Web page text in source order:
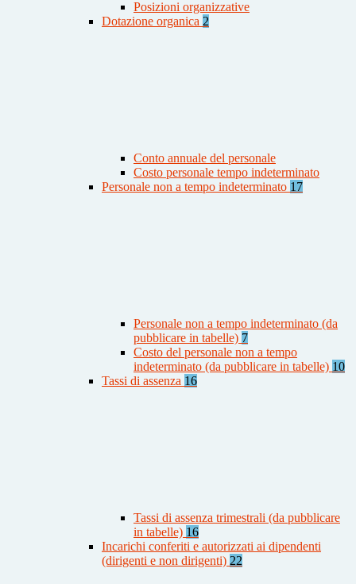
Posizioni organizzative
Dotazione organica 2
Conto annuale del personale
Costo personale tempo indeterminato
Personale non a tempo indeterminato 17
Personale non a tempo indeterminato (da
pubblicare in tabelle) 7
Costo del personale non a tempo
indeterminato (da pubblicare in tabelle) 10
Tassi di assenza 16
Tassi di assenza trimestrali (da pubblicare
in tabelle) 16
Incarichi conferiti e autorizzati ai dipendenti
(dirigenti e non dirigenti) 22